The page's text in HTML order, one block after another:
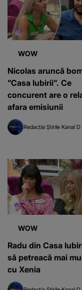
WOW
Nicolas aruncă
”Casa Iubirii”. Ce
concurent are o
afara emisiunii
Redacția Știrile Kanal D
WOW
Radu din Casa
să petreacă mai
cu Xenia